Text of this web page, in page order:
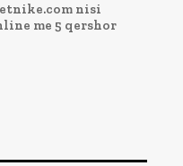
nisi
me 5 qershor